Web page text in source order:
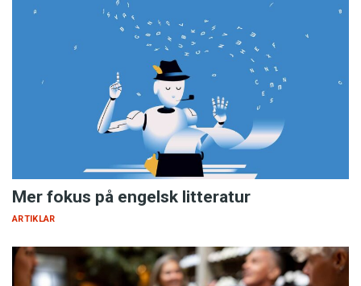
Mer fokus på engelsk litteratur
ARTIKLAR